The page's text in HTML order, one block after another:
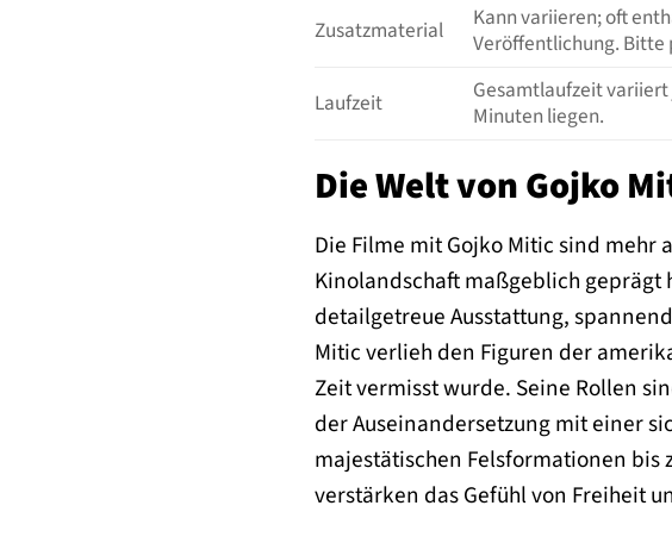
Zusatzmaterial
Kann variieren; oft
Veröffentlichung. Bitte
Laufzeit
Gesamtlaufzeit variiert
Minuten liegen.
Die Welt von Gojko
Die Filme mit Gojko Mitic sind mehr
Kinolandschaft maßgeblich geprägt
detailgetreue Ausstattung,
Mitic verlieh den Figuren der
Zeit vermisst wurde. Seine Rollen
der Auseinandersetzung mit einer
majestätischen Felsformationen
verstärken das Gefühl von Freiheit